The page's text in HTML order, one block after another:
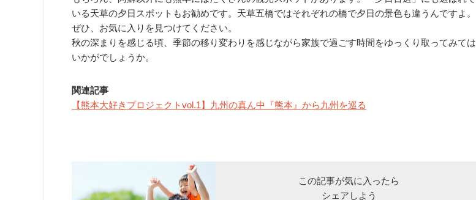
いる天草の夕日スポットもお勧めです。天草五橋ではそれぞれの橋で夕日の景色も違うんですよ。
ぜひ、お気に入りを見つけてください。
秋の深まりを感じる頃、季節の移り変わりを感じながら家族で過ごす時間をゆっくり取ってみては
いかがでしょうか。
関連記事
【熊本大好きプロジェクトvol.1】九州の真ん中『熊本』から九州を巡る
この記事が気に入ったら
シェアしよう